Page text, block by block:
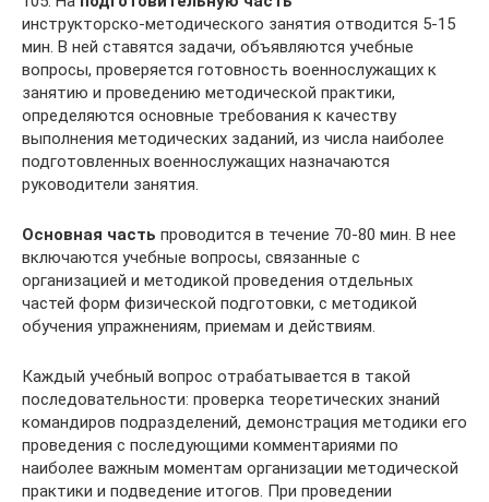
инструкторско-методического занятия отводится 5-15
мин. В ней ставятся задачи, объявляются учебные
вопросы, проверяется готовность военнослужащих к
занятию и проведению методической практики,
определяются основные требования к качеству
выполнения методических заданий, из числа наиболее
подготовленных военнослужащих назначаются
руководители занятия.
Основная часть проводится в течение 70-80 мин. В нее
включаются учебные вопросы, связанные с
организацией и методикой проведения отдельных
частей форм физической подготовки, с методикой
обучения упражнениям, приемам и действиям.
Каждый учебный вопрос отрабатывается в такой
последовательности: проверка теоретических знаний
командиров подразделений, демонстрация методики его
проведения с последующими комментариями по
наиболее важным моментам организации методической
практики и подведение итогов. При проведении